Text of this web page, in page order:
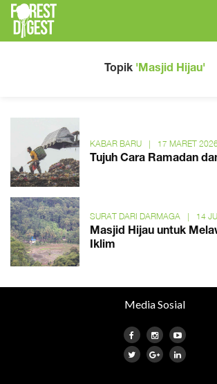
Topik 'Masjid Hijau'
KABAR BARU | 17 MARET
Tujuh Cara Ramadan
SURAT DARI DARMAGA | 14
Masjid Hijau untuk
Iklim
Media Sosial